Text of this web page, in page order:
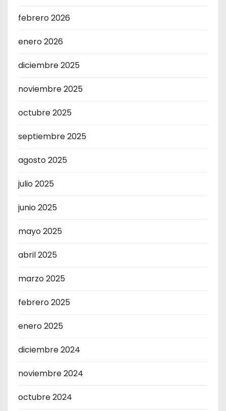
febrero 2026
enero 2026
diciembre 2025
noviembre 2025
octubre 2025
septiembre 2025
agosto 2025
julio 2025
junio 2025
mayo 2025
abril 2025
marzo 2025
febrero 2025
enero 2025
diciembre 2024
noviembre 2024
octubre 2024